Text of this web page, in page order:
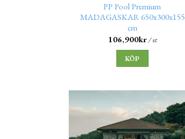
PP Pool Premium
MADAGASKAR 650x300x155
cm
106,900kr/ st
KÖP